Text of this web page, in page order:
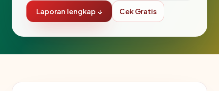
Laporan lengkap ↓ Cek Gratis